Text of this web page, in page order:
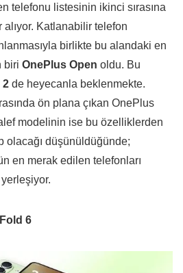
telefonu listesinin ikinci sırasına
Katlanabilir telefon
birlikte bu alandaki en
biri OnePlus Open oldu. Bu
2 de heyecanla beklenmekte.
ön plana çıkan OnePlus
modelinin ise bu özelliklerden
olacağı düşünüldüğünde;
en merak edilen telefonları
yerleşiyor.
6